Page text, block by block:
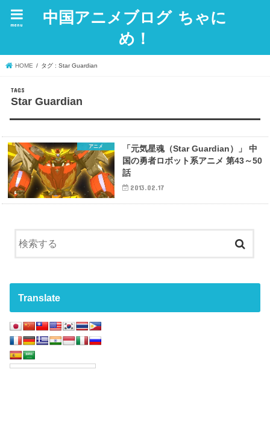
中国アニメブログ ちゃに
め！
menu
HOME タグ : Star Guardian
Star Guardian
アニメ
「元気星魂（Star Guardian）」 中
国の勇者ロボット系アニメ 第43～50
話
2013.02.17
Translate